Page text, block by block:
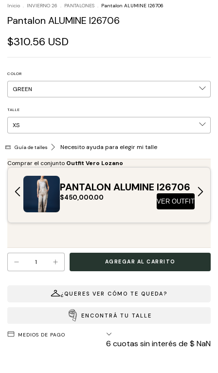
Inicio . INVIERNO 26 . PANTALONES . Pantalon ALUMINE I26706
Pantalon ALUMINE I26706
$310.56 USD
COLOR
TALLE
Guía de talles Necesito ayuda para elegir mi talle
¿QUERES VER CÓMO TE QUEDA?
ENCONTRÁ TU TALLE
MEDIOS DE PAGO
6 cuotas sin interés de $ NaN